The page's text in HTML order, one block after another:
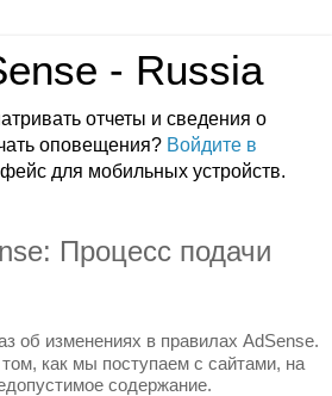
- Russia
отчеты и сведения о
оповещения? Войдите в
для мобильных устройств.
Процесс подачи
об изменениях в правилах AdSense.
как мы поступаем с сайтами, на
содержание.